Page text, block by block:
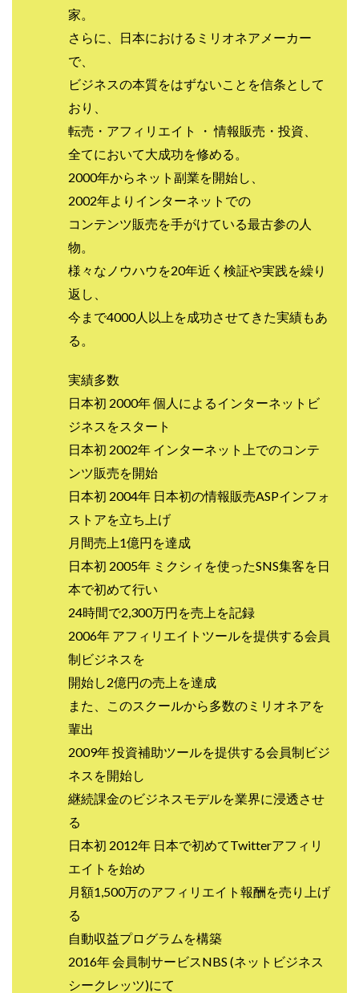
家。
さらに、日本におけるミリオネアメーカー
で、
ビジネスの本質をはずないことを信条として
おり、
転売・アフィリエイト ・ 情報販売・投資、
全てにおいて大成功を修める。
2000年からネット副業を開始し、
2002年よりインターネットでの
コンテンツ販売を手がけている最古参の人
物。
様々なノウハウを20年近く検証や実践を繰り
返し、
今まで4000人以上を成功させてきた実績もあ
る。
実績多数
日本初 2000年 個人によるインターネットビ
ジネスをスタート
日本初 2002年 インターネット上でのコンテ
ンツ販売を開始
日本初 2004年 日本初の情報販売ASPインフォ
ストアを立ち上げ
月間売上1億円を達成
日本初 2005年 ミクシィを使ったSNS集客を日
本で初めて行い
24時間で2,300万円を売上を記録
2006年 アフィリエイトツールを提供する会員
制ビジネスを
開始し2億円の売上を達成
また、このスクールから多数のミリオネアを
輩出
2009年 投資補助ツールを提供する会員制ビジ
ネスを開始し
継続課金のビジネスモデルを業界に浸透させ
る
日本初 2012年 日本で初めてTwitterアフィリ
エイトを始め
月額1,500万のアフィリエイト報酬を売り上げ
る
自動収益プログラムを構築
2016年 会員制サービスNBS (ネットビジネス
シークレッツ)にて
五十嵐レオン
井上瑞希
井上裕貴 井口晃
今 努
今、話題!簡単・最新お仕事サービス!
今すぐ始める副業革命
今瀬 健二
久野愛実
今瀬健二
伊東みさき
伊東弘人
伊藤 弘人
会社名 合同会社paradiz
佐竹 良平
佐藤健
佐藤彰洋 二宮瑛士
久保夕貴
佐藤竜
中山 浩昴 三上功太
三上夏治
三宅常雄
三浦健一 上原真琴
上山 大利
下田隆
中尾龍
中悠太 丸山 徹 中本英
中村 邦明
中村健吾
中田光治
中谷司 中野
中野 友貴
一般財団法人日本投資家育成機構
加藤陸
加藤隆伸
動画を見てGET
動画を見て報酬GET(ゲット)
即金アプリを無料ダウンロードして毎日30
友成 優吾
古賀稜
合同会社 RoyalBond
加藤浩司
合同会社blue
合同会社CMP
合同会社Fans
合同会社first
合同会社NT
合同会社REEF
合同会社Smile
合同会社ST
合同会社start moving
加藤浩次
加藤敏行
写真を選んで収益GET
億のゲームチェンジ
億の継承
億り人プロジェクト
儲けの達人FX
全自動AIシステム(Trading System)
全自動インサイダーROBOT
内藤 洋子
円城寺
写真や動画にいいねするだけ!
写真を送信して報酬GET
副業専門オープンチャット
冨永愛理
出口洋平
初心者
前田 義明
副業ネットワーク
タートルビジネススクール
スマホ内の画像を送信してカンタン副収入
スマホ副業
スマホ副業ナビ
スマホ副業ナビ(ふくぎょーまいすたー)